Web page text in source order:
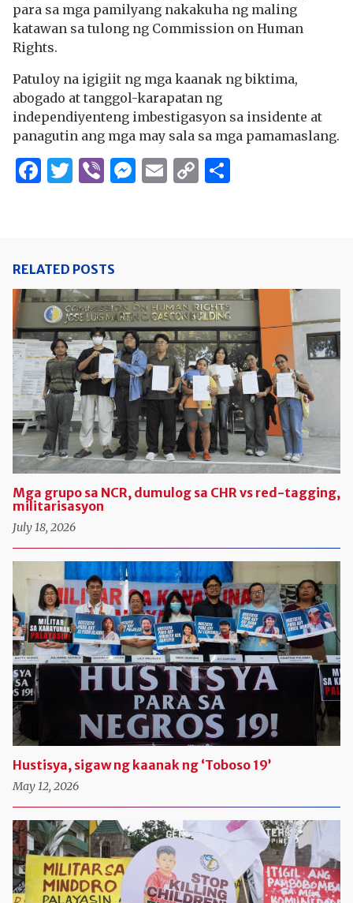
para sa mga pamilyang nakakuha ng maling
katawan sa tulong ng Commission on Human
Rights.
Patuloy na igigiit ng mga kaanak ng biktima,
abogado at tanggol-karapatan ng
independiyenteng imbestigasyon sa insidente at
panagutin ang mga may sala sa mga pamamaslang.
Facebook
Twitter
ViberMessenger
Email
Copy
RELATED POSTS
Mga grupo sa NCR, dumulog sa CHR vs red-tagging,
militarisasyon
July 18, 2026
Hustisya, sigaw ng kaanak ng ‘Toboso 19’
May 12, 2026